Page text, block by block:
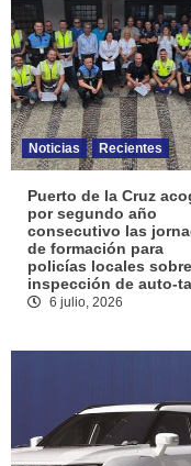
Noticias Recientes
Puerto de la Cruz
por segundo año
consecutivo las
de formación para
policías locales sobre
inspección de auto-
6 julio, 2026